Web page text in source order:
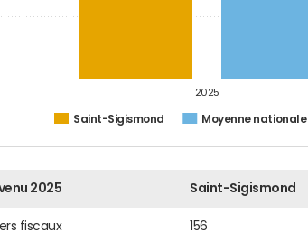
Saint-Sigismond Moyenne nationale
2025
2025 Saint-Sigismond
fiscaux 156